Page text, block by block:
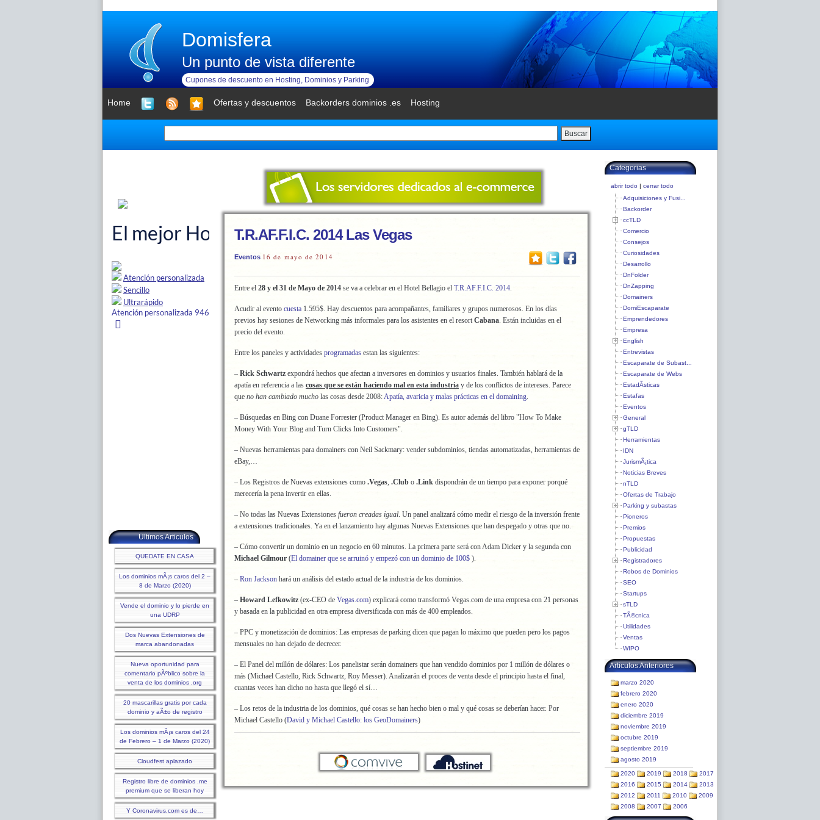
Domisfera
Un punto de vista diferente
Cupones de descuento en Hosting, Dominios y Parking
Home Ofertas y descuentos Backorders dominios .es Hosting
Buscar
Ultimos Articulos
QUEDATE EN CASA
Los dominios mÃ¡s caros del 2 –
8 de Marzo (2020)
Vende el dominio y lo pierde en
una UDRP
Dos Nuevas Extensiones de
marca abandonadas
Nueva oportunidad para
comentario pÃºblico sobre la
venta de los dominios .org
20 mascarillas gratis por cada
dominio y aÃ±o de registro
Los dominios mÃ¡s caros del 24
de Febrero – 1 de Marzo (2020)
Cloudfest aplazado
Registro libre de dominios .me
premium que se liberan hoy
Y Coronavirus.com es de…
T.R.AF.F.I.C. 2014 Las Vegas
Eventos 16 de mayo de 2014
Entre el 28 y el 31 de Mayo de 2014 se va a celebrar en el Hotel Bellagio el T.R.AF.F.I.C. 2014.
Acudir al evento cuesta 1.595$. Hay descuentos para acompañantes, familiares y grupos numerosos. En los días
previos hay sesiones de Networking más informales para los asistentes en el resort Cabana. Están incluidas en el
precio del evento.
Entre los paneles y actividades programadas estan las siguientes:
– Rick Schwartz expondrá hechos que afectan a inversores en dominios y usuarios finales. También hablará de la
apatía en referencia a las cosas que se están haciendo mal en esta industria y de los conflictos de intereses. Parece
que no han cambiado mucho las cosas desde 2008:Apatía, avaricia y malas prácticas en el domaining.
– Búsquedas en Bing con Duane Forrester (Product Manager en Bing). Es autor además del libro "How To Make
Money With Your Blog and Turn Clicks Into Customers".
– Nuevas herramientas para domainers con Neil Sackmary: vender subdominios, tiendas automatizadas, herramientas de
eBay,…
– Los Registros de Nuevas extensiones como .Vegas, .Club o .Link dispondrán de un tiempo para exponer porqué
merecería la pena invertir en ellas.
– No todas las Nuevas Extensiones fueron creadas igual. Un panel analizará cómo medir el riesgo de la inversión frente
a extensiones tradicionales. Ya en el lanzamiento hay algunas Nuevas Extensiones que han despegado y otras que no.
– Cómo convertir un dominio en un negocio en 60 minutos. La primera parte será con Adam Dicker y la segunda con
Michael Gilmour (El domainer que se arruinó y empezó con un dominio de 100$ ).
– Ron Jackson hará un análisis del estado actual de la industria de los dominios.
– Howard Lefkowitz (ex-CEO de Vegas.com) explicará como transformó Vegas.com de una empresa con 21 personas
y basada en la publicidad en otra empresa diversificada con más de 400 empleados.
– PPC y monetización de dominios: Las empresas de parking dicen que pagan lo máximo que pueden pero los pagos
mensuales no han dejado de decrecer.
– El Panel del millón de dólares: Los panelistar serán domainers que han vendido dominios por 1 millón de dólares o
más (Michael Castello, Rick Schwartz, Roy Messer). Analizarán el proces de venta desde el principio hasta el final,
cuantas veces han dicho no hasta que llegó el sí…
– Los retos de la industria de los dominios, qué cosas se han hecho bien o mal y qué cosas se deberían hacer. Por
Michael Castello (David y Michael Castello: los GeoDomainers)
Categorias
abrir todo | cerrar todo
Adquisiciones y Fusi...
Backorder
ccTLD
Comercio
Consejos
Curiosidades
Desarrollo
DnFolder
DnZapping
Domainers
DomiEscaparate
Emprendedores
Empresa
English
Entrevistas
Escaparate de Subast...
Escaparate de Webs
EstadÃ­sticas
Estafas
Eventos
General
gTLD
Herramientas
IDN
JurismÃ¡tica
Noticias Breves
nTLD
Ofertas de Trabajo
Parking y subastas
Pioneros
Premios
Propuestas
Publicidad
Registradores
Robos de Dominios
SEO
Startups
sTLD
TÃ©cnica
Utilidades
Ventas
WIPO
Articulos Anteriores
marzo 2020
febrero 2020
enero 2020
diciembre 2019
noviembre 2019
octubre 2019
septiembre 2019
agosto 2019
2020 2019 2018
2017
2016
2015 2014
2013
2012
2011 2010
2009
2008
2007 2006